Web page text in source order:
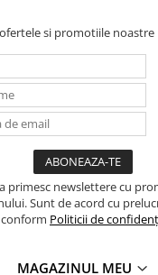
min
min
HID USB)
si promotiile noastre
primesc newslettere cu
Sunt de acord cu
Politicii de
MAGAZINUL MEU